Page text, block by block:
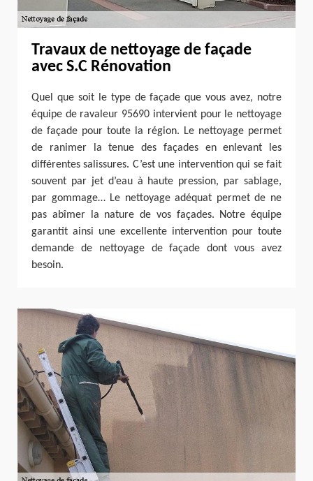
Travaux de nettoyage de façade
avec S.C Rénovation
Quel que soit le type de façade que vous avez, notre
équipe de ravaleur 95690 intervient pour le nettoyage
de façade pour toute la région. Le nettoyage permet
de ranimer la tenue des façades en enlevant les
différentes salissures. C’est une intervention qui se fait
souvent par jet d’eau à haute pression, par sablage,
par gommage… Le nettoyage adéquat permet de ne
pas abîmer la nature de vos façades. Notre équipe
garantit ainsi une excellente intervention pour toute
demande de nettoyage de façade dont vous avez
besoin.